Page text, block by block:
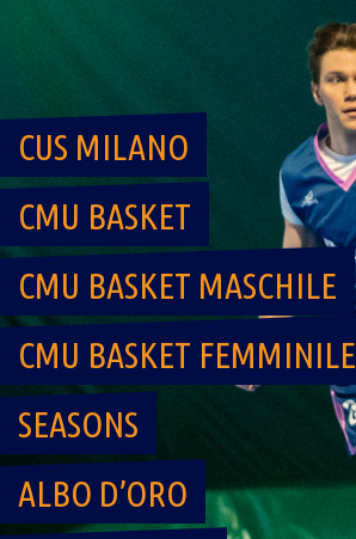
CUS MILANO
CMU BASKET
CMU BASKET MASCHILE
CMU BASKET FEMMINILE
SEASONS
ALBO D’ORO